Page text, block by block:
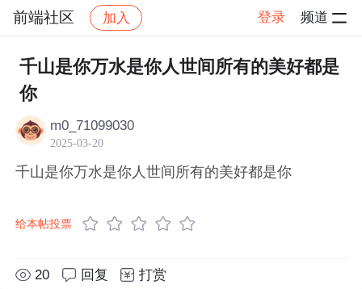
前端社区 加入 登录 频道
社区 前端社区 感慨 帖子详情
千山是你万水是你人世间所有的美好都是
你
m0_71099030
2025-03-20
千山是你万水是你人世间所有的美好都是你
给本帖投票
20 回复 打赏